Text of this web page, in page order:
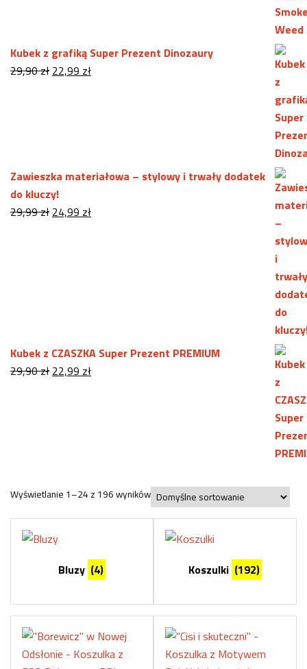
Kubek z grafiką Super Prezent Dinozaury
29,90zł Pierwotna
22,99 złAktualna
Zawieszka materiałowa – stylowy i trwały dodatek
do kluczy!
29,99zł Pierwotna
24,99 złAktualna
Kubek z CZASZKA Super Prezent PREMIUM
29,90zł Pierwotna
22,99 złAktualna
Wyświetlanie 1–24 z 196 wyników
Bluzy (4) Koszulki (192)